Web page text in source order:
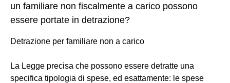
un familiare non fiscalmente a carico possono
essere portate in detrazione?
Detrazione per familiare non a carico
La Legge precisa che possono essere detratte una
specifica tipologia di spese, ed esattamente: le spese